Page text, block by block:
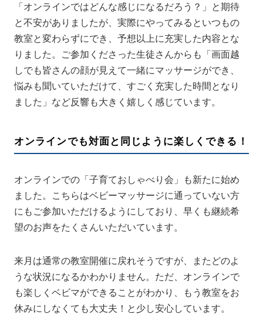
「オンラインではどんな感じになるだろう？」と期待
と不安がありましたが、実際にやってみるといつもの
教室と変わらずにでき、予想以上に充実した内容とな
りました。ご参加くださった生徒さんからも「画面越
しでも皆さんの顔が見えて一緒にマッサージができ、
悩みも聞いていただけて、すごく充実した時間となり
ました」など反響も大きく嬉しく感じています。
オンラインでも対面と同じように楽しくできる！
オンラインでの「子育ておしゃべり会」も新たに始め
ました。こちらはベビーマッサージに通っていない方
にもご参加いただけるようにしており、早くも継続希
望のお声をたくさんいただいています。
来月は通常の教室開催に戻れそうですが、またどのよ
うな状況になるかわかりません。ただ、オンラインで
も楽しくベビマができることがわかり、もう教室をお
休みにしなくても大丈夫！と少し安心しています。